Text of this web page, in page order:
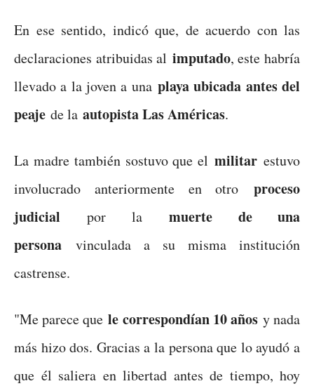
En ese sentido, indicó que, de acuerdo con las
declaraciones atribuidas al imputado, este habría
llevado a la joven a una playa ubicada antes del
peaje de la autopista Las Américas.
La madre también sostuvo que elmilitar estuvo
involucrado anteriormente en otro proceso
judicial por lamuerte de una
persona vinculada a su misma institución
castrense.
"Me parece quele correspondían 10 añosy nada
más hizo dos. Gracias a la persona que lo ayudó a
que él saliera en libertad antes de tiempo, hoy